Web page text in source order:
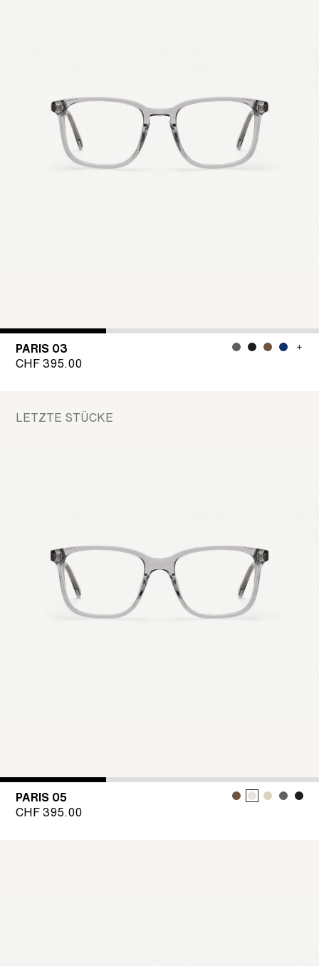
PARIS 03
CHF395.00
LETZTE STÜCKE
PARIS 05
CHF395.00